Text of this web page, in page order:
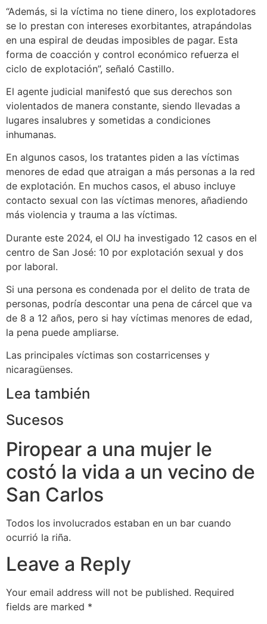
“Además, si la víctima no tiene dinero, los explotadores
se lo prestan con intereses exorbitantes, atrapándolas
en una espiral de deudas imposibles de pagar. Esta
forma de coacción y control económico refuerza el
ciclo de explotación”, señaló Castillo.
El agente judicial manifestó que sus derechos son
violentados de manera constante, siendo llevadas a
lugares insalubres y sometidas a condiciones
inhumanas.
En algunos casos, los tratantes piden a las víctimas
menores de edad que atraigan a más personas a la red
de explotación. En muchos casos, el abuso incluye
contacto sexual con las víctimas menores, añadiendo
más violencia y trauma a las víctimas.
Durante este 2024, el OIJ ha investigado 12 casos en el
centro de San José: 10 por explotación sexual y dos
por laboral.
Si una persona es condenada por el delito de trata de
personas, podría descontar una pena de cárcel que va
de 8 a 12 años, pero si hay víctimas menores de edad,
la pena puede ampliarse.
Las principales víctimas son costarricenses y
nicaragüenses.
Lea también
Sucesos
Piropear a una mujer le
costó la vida a un vecino de
San Carlos
Todos los involucrados estaban en un bar cuando
ocurrió la riña.
Leave a Reply
Your email address will not be published. Required
fields are marked *